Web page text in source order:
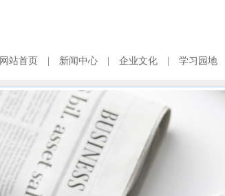
网站首页 新闻中心 企业文化 学习园地